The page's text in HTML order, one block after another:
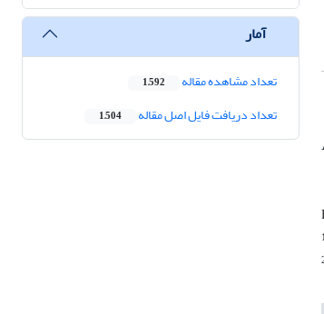
آمار
تعداد مشاهده مقاله 1,592
تعداد دریافت فایل اصل مقاله 1,504